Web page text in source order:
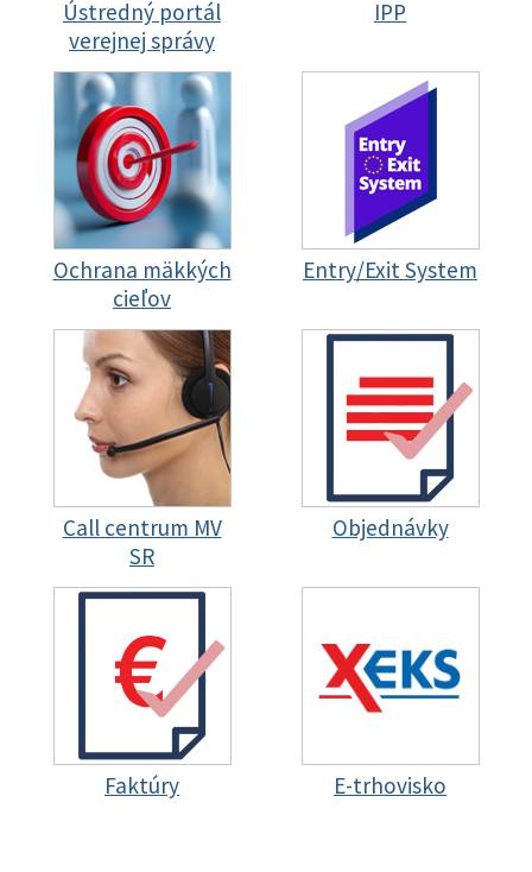
Ústredný portál
verejnej správy
IPP
Ochrana mäkkých
cieľov
Entry/Exit System
Call centrum MV
SR
Objednávky
Faktúry E-trhovisko